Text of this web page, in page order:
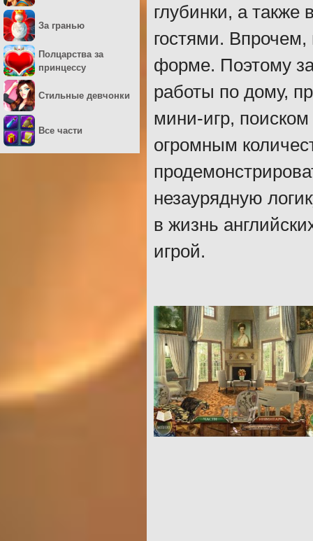
глубинки, а также
гостями. Впрочем,
форме. Поэтому
работы по дому,
мини-игр,
огромным
незаурядную
в жизнь
игрой.
За гранью
Полцарства за
принцессу
Стильные девчонки
Все части